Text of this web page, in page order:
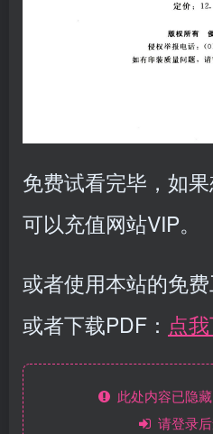
免费试看完毕，如
可以充值网站VIP。
或者使用本站的免
或者下载PDF： 点
此处内容已隐
请登录后